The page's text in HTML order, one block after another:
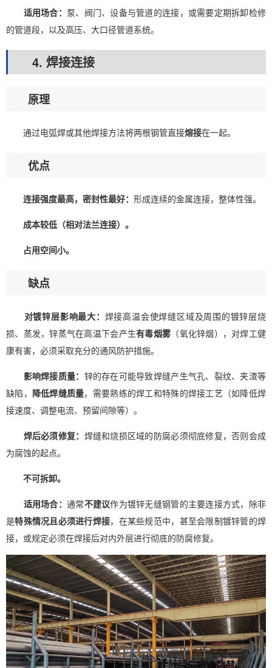
适用场合： 泵、阀门、设备与管道的连接，或需要定期拆卸检修
的管道段，以及高压、大口径管道系统。
4. 焊接连接
原理
通过电弧焊或其他焊接方法将两根钢管直接熔接在一起。
优点
连接强度最高，密封性最好： 形成连续的金属连接，整体性强。
成本较低（相对法兰连接）。
占用空间小。
缺点
对镀锌层影响最大： 焊接高温会使焊缝区域及周围的镀锌层烧
损、蒸发，锌蒸气在高温下会产生有毒烟雾（氧化锌烟），对焊工健
康有害，必须采取充分的通风防护措施。
影响焊接质量： 锌的存在可能导致焊缝产生气孔、裂纹、夹渣等
缺陷， 降低焊缝质量，需要熟练的焊工和特殊的焊接工艺（如降低焊
接速度、调整电流、预留间隙等）。
焊后必须修复： 焊缝和烧损区域的防腐必须彻底修复，否则会成
为腐蚀的起点。
不可拆卸。
适用场合： 通常不建议作为镀锌无缝钢管的主要连接方式，除非
是特殊情况且必须进行焊接，在某些规范中，甚至会限制镀锌管的焊
接，或规定必须在焊接后对内外层进行彻底的防腐修复。